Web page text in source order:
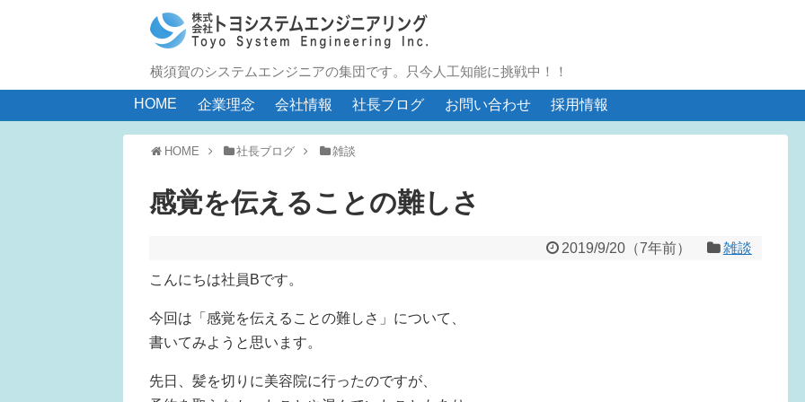
横須賀のシステムエンジニアの集団です。只今人工知能に挑戦中！！
HOME 企業理念 会社情報 社長ブログ お問い合わせ 採用情報
HOME 社長ブログ 雑談
感覚を伝えることの難しさ
2019/9/20 （7年前） 雑談
こんにちは社員Bです。
今回は「感覚を伝えることの難しさ」について、
書いてみようと思います。
先日、髪を切りに美容院に行ったのですが、